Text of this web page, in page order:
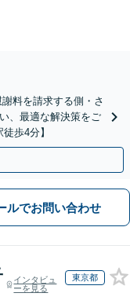
料を請求する側・さ
、最適な解決策をご
歩4分】
ルでお問い合わせ
インタビュ
ーを見る
東京都